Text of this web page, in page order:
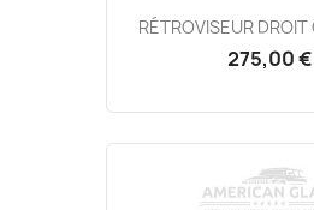
RÉTROVISEUR
275,00 €